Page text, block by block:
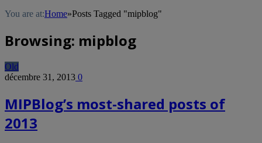
You are at:Home»Posts Tagged "mipblog"
Browsing: mipblog
Old
décembre 31, 2013 0
MIPBlog’s most-shared posts of
2013